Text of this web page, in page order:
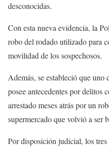
desconocidas.
Con esta nueva evidencia, la
robo del rodado utilizado para
movilidad de los sospechosos.
Además, se estableció que
posee antecedentes por delitos
arrestado meses atrás por un
supermercado que volvió a ser
Por disposición judicial, los